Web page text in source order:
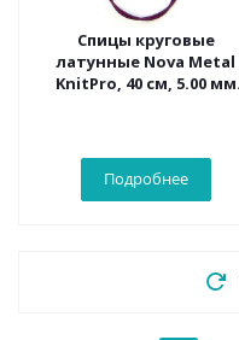
Спицы круговые
латунные Nova Metal
KnitPro, 40 см, 5.00 мм
Подробнее